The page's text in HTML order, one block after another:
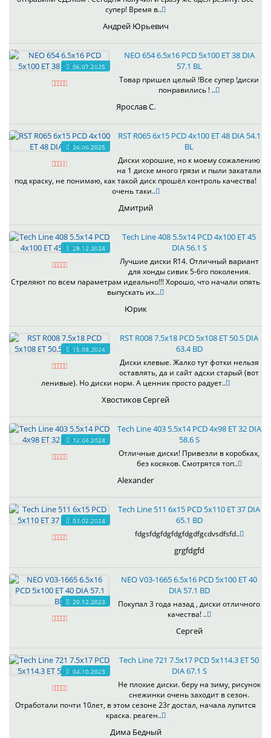
супер! Время в..
Андрей Юрьевич
06.07.2025
NEO 654 6.5x16 PCD 5x100 ET 38 DIA
57.1 BL
Товар пришел целый !Все супер !диски
понравились ! ..
Ярослав С.
26.06.2025
RST R065 6x15 PCD 4x100 ET 48 DIA 54.1
BL
Диски хорошие, но к моему сожалению
на 1 диске много грязи и пыли закатали
под краску, не понимаю, как такой диск прошёл контроль качества!
очень таки..
Дмитрий
28.12.2024
Tech Line 408 5.5x14 PCD 4x100 ET 45
DIA 56.1 S
Лучшие диски R14. Отличный вариант
для хонды сивик 5-6го поколения.
Стреляют по всем параметрам идеально!!! Хорошо, что начали опять
выпускать их...
Юрик
15.08.2024
RST R008 7.5x18 PCD 5x108 ET 50.5 DIA
63.4 BD
Диски клевые. Жалко тут фотки нельзя
оставлять, да и сайт адски старый (вот
ленивые). Но диски норм. А ценник просто радует..
Хвостиков Сергей
12.04.2024
Tech Line 403 5.5x14 PCD 4x98 ET 32 DIA
58.6 S
Отличные диски! Привезли в коробках,
без косяков. Смотрятся топ..
Alexander
03.02.2024
Tech Line 511 6x15 PCD 5x110 ET 37 DIA
65.1 BD
fdgsfdgfdgfdgfdgdfgcdvsdfsfd..
grgfdgfd
20.12.2023
NEO V03-1665 6.5x16 PCD 5x100 ET 40
DIA 57.1 BD
Покупал 3 года назад , диски отличного
качества! ..
Сергей
04.10.2023
Tech Line 721 7.5x17 PCD 5x114.3 ET 50
DIA 67.1 S
Не плохие диски. беру на зиму, рисунок
снежинки очень заходит в сезон.
Отработали почти 10лет, в этом сезоне 23г достал, начала лупится
краска. реаген..
Дима Бедный